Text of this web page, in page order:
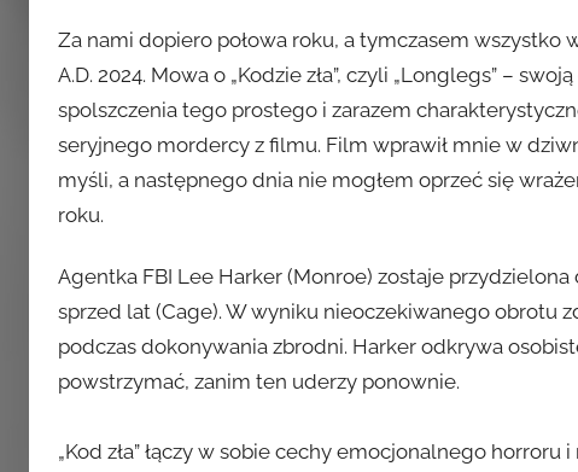
Za nami dopiero połowa roku, a tymczasem wszystko
A.D. 2024. Mowa o „Kodzie zła”, czyli „Longlegs” –
spolszczenia tego prostego i zarazem
seryjnego mordercy z filmu. Film wprawił mnie w
myśli, a następnego dnia nie mogłem oprzeć się
roku.
Agentka FBI Lee Harker (Monroe) zostaje
sprzed lat (Cage). W wyniku nieoczekiwanego obrotu
podczas dokonywania zbrodni. Harker odkrywa
powstrzymać, zanim ten uderzy ponownie.
„Kod zła” łączy w sobie cechy emocjonalnego